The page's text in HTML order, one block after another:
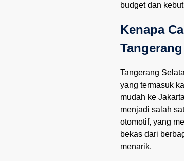
budget dan
Kenapa
Tangerang
yang termasuk
mudah ke
menjadi salah
otomotif, yang
bekas dari
menarik.